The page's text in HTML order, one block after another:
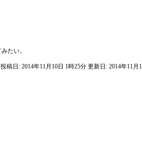
たい。
投稿日: 2014年11月10日 1時25分 更新日: 2014年11月